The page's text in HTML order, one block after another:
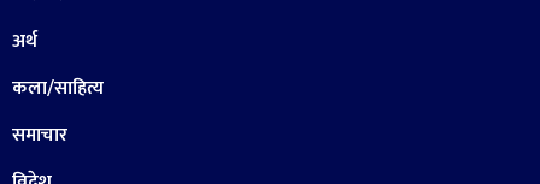
अर्थ
कला/साहित्य
समाचार